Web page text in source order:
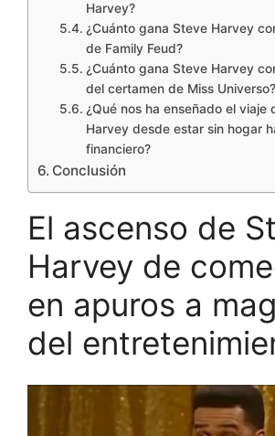
Harvey?
¿Cuánto gana Steve Harvey
de Family Feud?
¿Cuánto gana Steve Harvey
del certamen de Miss Universo?
¿Qué nos ha enseñado el viaje
Harvey desde estar sin hogar
financiero?
Conclusión
El ascenso de
Harvey de
en apuros a
del